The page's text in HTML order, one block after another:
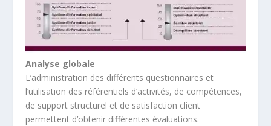
Analyse globale
L’administration des différents questionnaires et
l’utilisation des référentiels d’activités, de compétences,
de support structurel et de satisfaction client
permettent d’obtenir différentes évaluations.